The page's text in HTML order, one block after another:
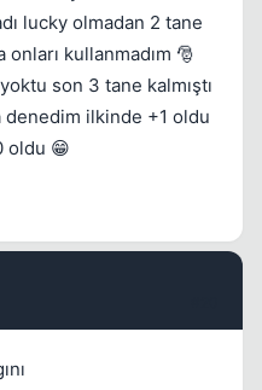
lucky olmadan 2 tane
kullanmadım 🎅
son 3 tane kalmıştı
ilkinde +1 oldu
oldu 😁